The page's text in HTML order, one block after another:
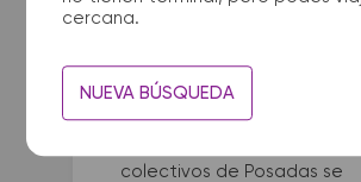
cercana.
NUEVA BÚSQUEDA
Alegre a Posadas?
La terminal de ómnibus de
colectivos de Posadas se